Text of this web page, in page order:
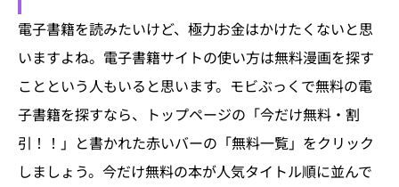
電子書籍を読みたいけど、極力お金はかけたくないと思
いますよね。電子書籍サイトの使い方は無料漫画を探す
ことという人もいると思います。モビぶっくで無料の電
子書籍を探すなら、トップページの「今だけ無料・割
引！！」と書かれた赤いバーの「無料一覧」をクリック
しましょう。今だけ無料の本が人気タイトル順に並んで